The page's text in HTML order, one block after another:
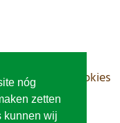
nóg
zetten
kunnen wij
volgende cookies